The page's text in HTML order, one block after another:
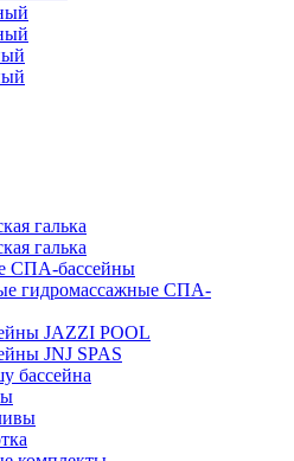
галька
галька
СПА-бассейны
гидромассажные СПА-
JAZZI POOL
JNJ SPAS
бассейна